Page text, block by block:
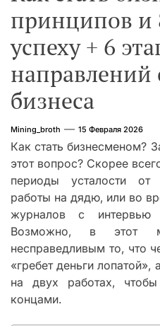
принципов и
успеху + 6
направлений
бизнеса
Mining_broth 15 Февраля 2026
Как стать бизнесменом?
этот вопрос? Скорее
периоды усталости от
работы на дядю, или во
журналов с интервью
Возможно, в этот
несправедливым то, что
«гребет деньги лопатой»,
на двух работах,
концами.